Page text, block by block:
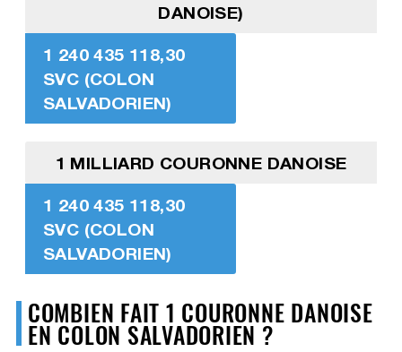
DANOISE)
1 240 435 118,30
SVC (COLON
SALVADORIEN)
1 MILLIARD COURONNE DANOISE
1 240 435 118,30
SVC (COLON
SALVADORIEN)
COMBIEN FAIT 1 COURONNE DANOISE
EN COLON SALVADORIEN ?